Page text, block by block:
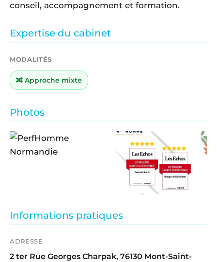
conseil, accompagnement et formation.
Expertise du cabinet
MODALITÉS
🔀 Approche mixte
Photos
Informations pratiques
ADRESSE
2 ter Rue Georges Charpak, 76130 Mont-Saint-